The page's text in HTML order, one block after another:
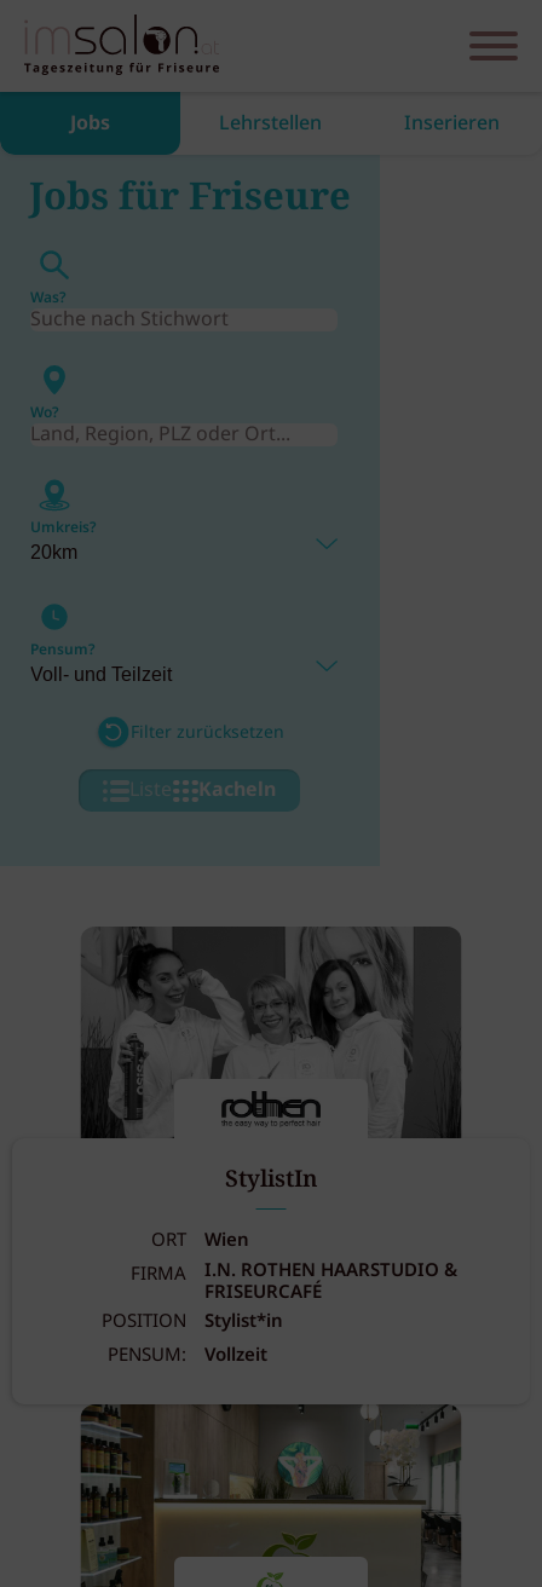
Jobs Lehrstellen Inserieren
Jobs für Friseure
Was?
Wo?
Umkreis?
Pensum?
Filter zurücksetzen
Liste Kacheln
StylistIn
ORT
Wien
FIRMA
I.N. ROTHEN HAARSTUDIO &
FRISEURCAFÉ
POSITION
Stylist*in
PENSUM:
Vollzeit